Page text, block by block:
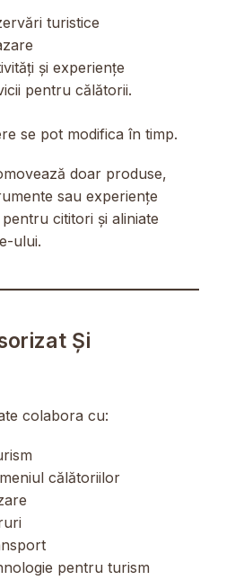
turistice
și experiențe
pentru călătorii.
se pot modifica în timp.
doar produse,
sau experiențe
cititori și aliniate
ului.
Și
colabora cu:
călătoriilor
pentru turism